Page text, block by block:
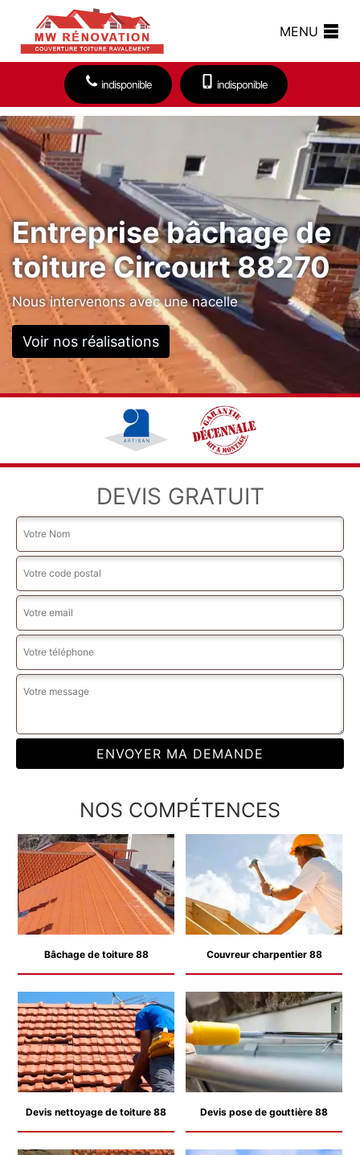
MENU
indisponible indisponible
Entreprise bâchage de
toiture Circourt 88270
Nous intervenons avec une nacelle
Voir nos réalisations
DEVIS GRATUIT
NOS COMPÉTENCES
Bâchage de toiture 88 Couvreur charpentier 88
Devis nettoyage de toiture 88 Devis pose de gouttière 88